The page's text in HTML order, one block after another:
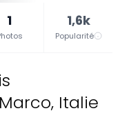
1 1,6k
Popularité
Italie